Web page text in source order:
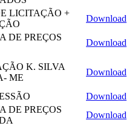
LICITAÇÃO +
Download
DE PREÇOS
Download
K. SILVA
ME
Download
Download
DE PREÇOS
Download